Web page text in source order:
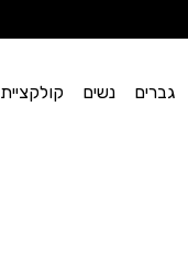
גברים נשים קולקציית Colorflow